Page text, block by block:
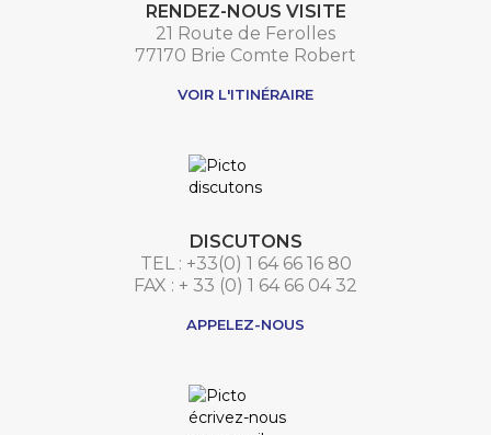
RENDEZ-NOUS VISITE
21 Route de Ferolles
77170 Brie Comte Robert
VOIR L'ITINÉRAIRE
DISCUTONS
TEL : +33(0) 1 64 66 16 80
FAX : + 33 (0) 1 64 66 04 32
APPELEZ-NOUS